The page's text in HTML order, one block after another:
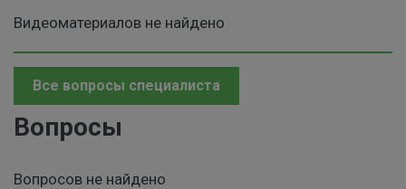
Видеоматериалов не найдено
Все вопросы специалиста
Вопросы
Вопросов не найдено